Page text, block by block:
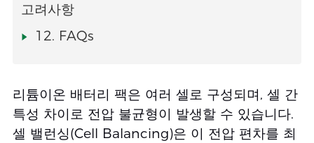
고려사항
12. FAQs
리튬이온 배터리 팩은 여러 셀로 구성되며, 셀 간
특성 차이로 전압 불균형이 발생할 수 있습니다.
셀 밸런싱(Cell Balancing)은 이 전압 편차를 최